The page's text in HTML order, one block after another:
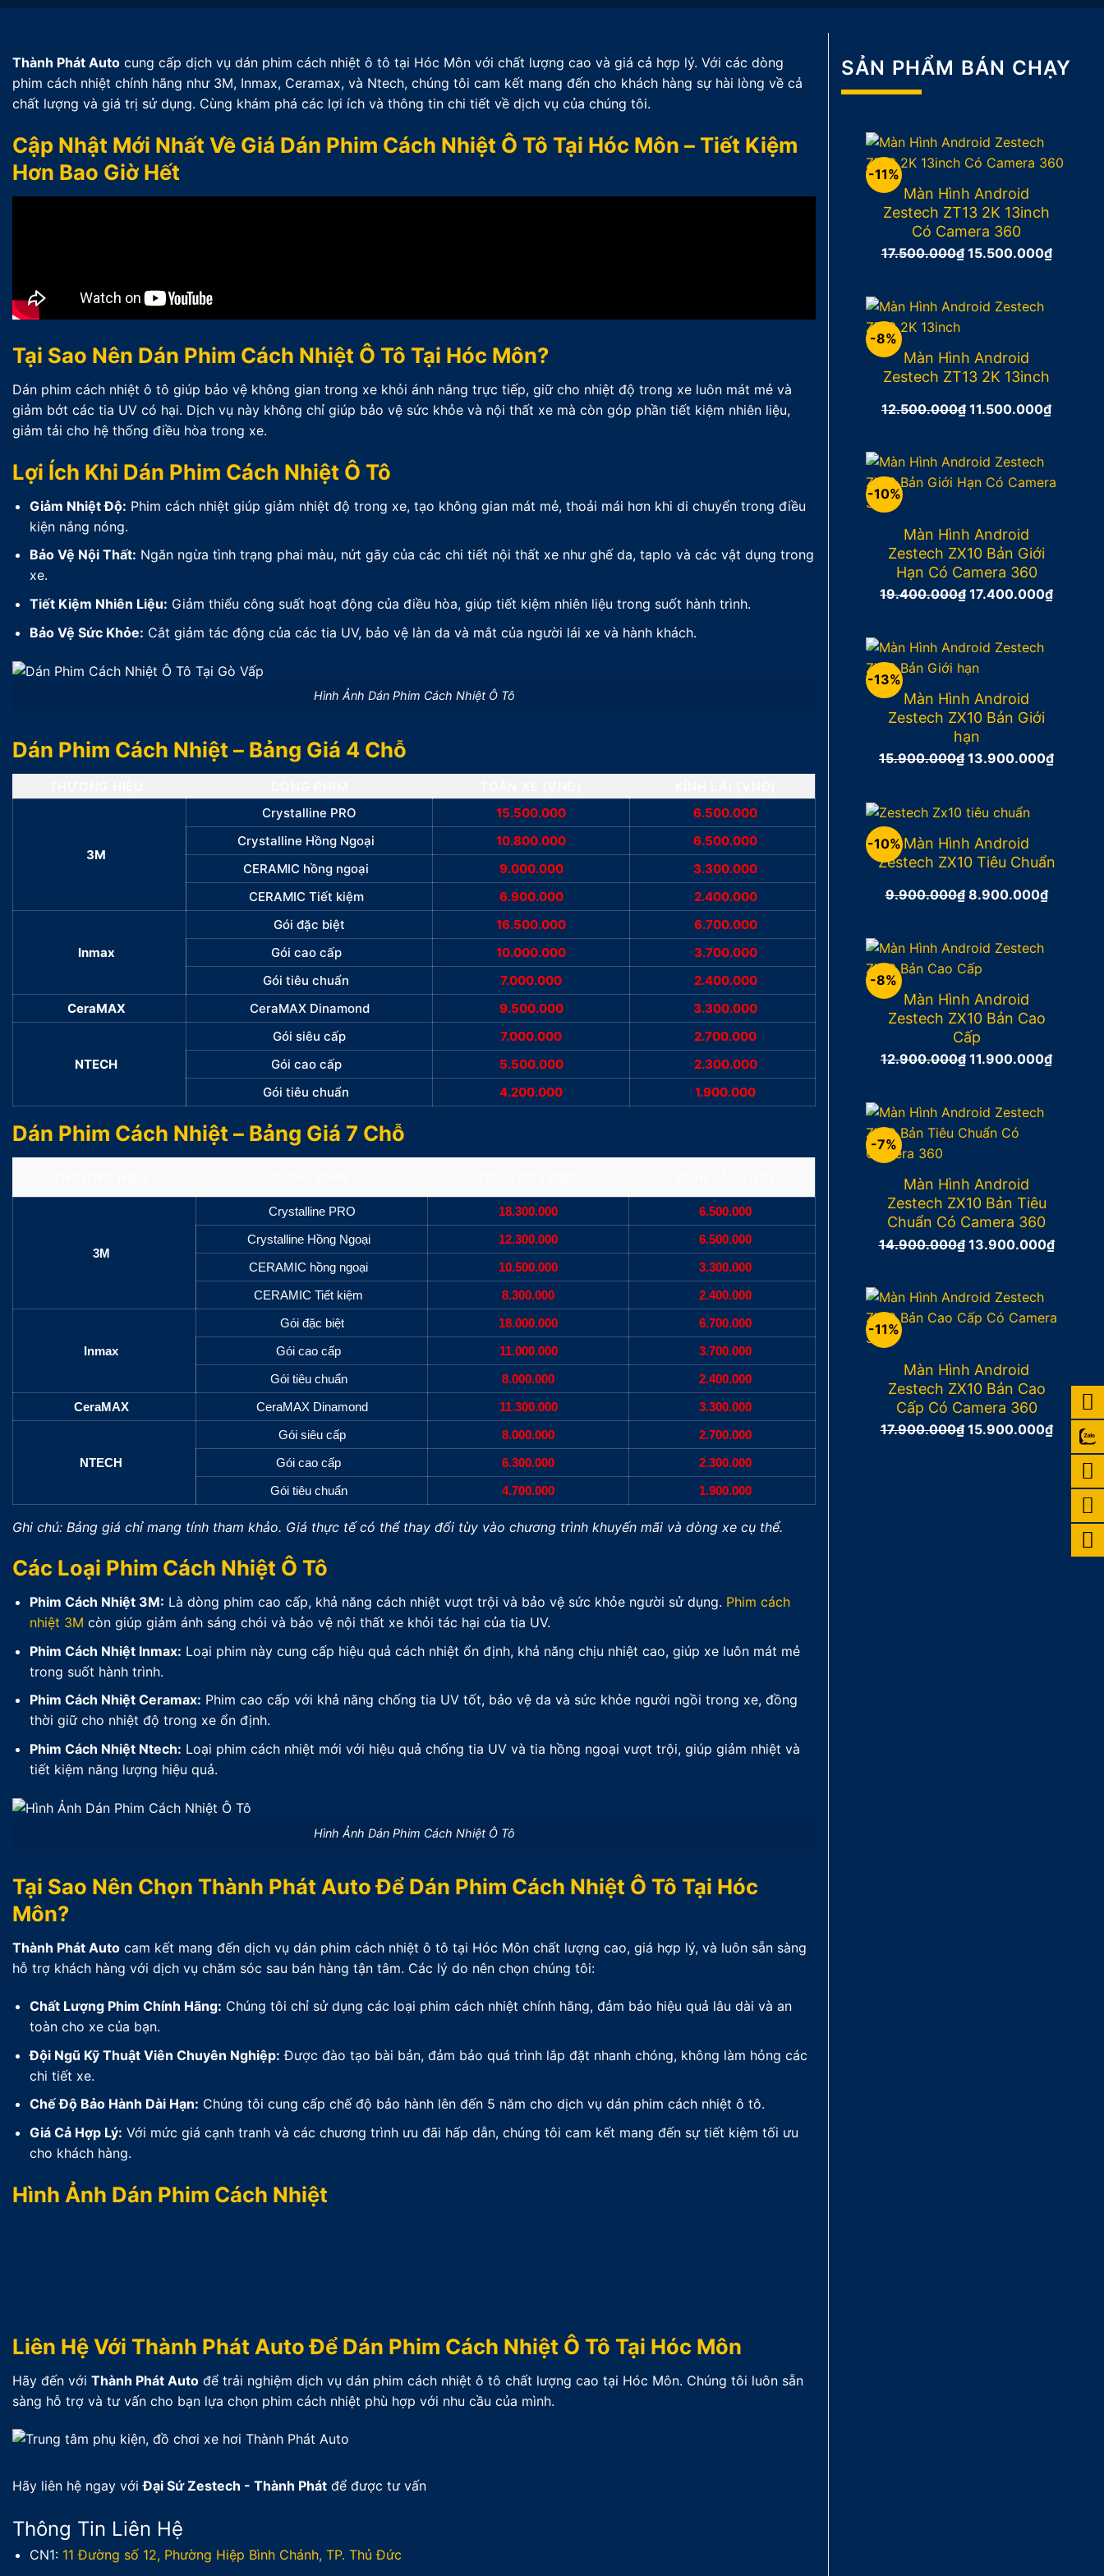
Thành Phát Auto cung cấp dịch vụ dán phim cách nhiệt ô tô tại Hóc Môn với chất lượng cao và giá cả hợp lý. Với các dòng
phim cách nhiệt chính hãng như 3M, Inmax, Ceramax, và Ntech, chúng tôi cam kết mang đến cho khách hàng sự hài lòng về cả
chất lượng và giá trị sử dụng. Cùng khám phá các lợi ích và thông tin chi tiết về dịch vụ của chúng tôi.
Cập Nhật Mới Nhất Về Giá Dán Phim Cách Nhiệt Ô Tô Tại Hóc Môn – Tiết Kiệm
Hơn Bao Giờ Hết
Tại Sao Nên Dán Phim Cách Nhiệt Ô Tô Tại Hóc Môn?
Dán phim cách nhiệt ô tô giúp bảo vệ không gian trong xe khỏi ánh nắng trực tiếp, giữ cho nhiệt độ trong xe luôn mát mẻ và
giảm bớt các tia UV có hại. Dịch vụ này không chỉ giúp bảo vệ sức khỏe và nội thất xe mà còn góp phần tiết kiệm nhiên liệu,
giảm tải cho hệ thống điều hòa trong xe.
Lợi Ích Khi Dán Phim Cách Nhiệt Ô Tô
Giảm Nhiệt Độ: Phim cách nhiệt giúp giảm nhiệt độ trong xe, tạo không gian mát mẻ, thoải mái hơn khi di chuyển trong điều
kiện nắng nóng.
Bảo Vệ Nội Thất: Ngăn ngừa tình trạng phai màu, nứt gãy của các chi tiết nội thất xe như ghế da, taplo và các vật dụng trong
xe.
Tiết Kiệm Nhiên Liệu: Giảm thiểu công suất hoạt động của điều hòa, giúp tiết kiệm nhiên liệu trong suốt hành trình.
Bảo Vệ Sức Khỏe: Cắt giảm tác động của các tia UV, bảo vệ làn da và mắt của người lái xe và hành khách.
Hình Ảnh Dán Phim Cách Nhiệt Ô Tô
Dán Phim Cách Nhiệt – Bảng Giá 4 Chỗ
3M
Crystalline PRO 15.500.000
6.500.000
Crystalline Hồng Ngoại
10.800.000
6.500.000
CERAMIC hồng ngoại
9.000.000
3.300.000
CERAMIC Tiết kiệm
6.900.000 2.400.000
Inmax
Gói đặc biệt 16.500.000
6.700.000
Gói cao cấp
10.000.000
3.700.000
Gói tiêu chuẩn
7.000.000
2.400.000
CeraMAX
CeraMAX Dinamond 9.500.000 3.300.000
NTECH
Gói siêu cấp 7.000.000
2.700.000
Gói cao cấp
5.500.000
2.300.000
Gói tiêu chuẩn
4.200.000 1.900.000
Dán Phim Cách Nhiệt – Bảng Giá 7 Chỗ
3M
Crystalline PRO 18.300.000
6.500.000
Crystalline Hồng Ngoại
12.300.000
6.500.000
CERAMIC hồng ngoại
10.500.000
3.300.000
CERAMIC Tiết kiệm
8.300.000 2.400.000
Inmax
Gói đặc biệt 18.000.000
6.700.000
Gói cao cấp
11.000.000
3.700.000
Gói tiêu chuẩn
8.000.000
2.400.000
CeraMAX
CeraMAX Dinamond 11.300.000 3.300.000
NTECH
Gói siêu cấp 8.000.000
2.700.000
Gói cao cấp
6.300.000
2.300.000
Gói tiêu chuẩn
4.700.000 1.900.000
Ghi chú: Bảng giá chỉ mang tính tham khảo. Giá thực tế có thể thay đổi tùy vào chương trình khuyến mãi và dòng xe cụ thể.
Các Loại Phim Cách Nhiệt Ô Tô
Phim Cách Nhiệt 3M: Là dòng phim cao cấp, khả năng cách nhiệt vượt trội và bảo vệ sức khỏe người sử dụng. Phim cách
nhiệt 3M còn giúp giảm ánh sáng chói và bảo vệ nội thất xe khỏi tác hại của tia UV.
Phim Cách Nhiệt Inmax: Loại phim này cung cấp hiệu quả cách nhiệt ổn định, khả năng chịu nhiệt cao, giúp xe luôn mát mẻ
trong suốt hành trình.
Phim Cách Nhiệt Ceramax: Phim cao cấp với khả năng chống tia UV tốt, bảo vệ da và sức khỏe người ngồi trong xe, đồng
thời giữ cho nhiệt độ trong xe ổn định.
Phim Cách Nhiệt Ntech: Loại phim cách nhiệt mới với hiệu quả chống tia UV và tia hồng ngoại vượt trội, giúp giảm nhiệt và
tiết kiệm năng lượng hiệu quả.
Hình Ảnh Dán Phim Cách Nhiệt Ô Tô
Tại Sao Nên Chọn Thành Phát Auto Để Dán Phim Cách Nhiệt Ô Tô Tại Hóc
Môn?
Thành Phát Auto cam kết mang đến dịch vụ dán phim cách nhiệt ô tô tại Hóc Môn chất lượng cao, giá hợp lý, và luôn sẵn sàng
hỗ trợ khách hàng với dịch vụ chăm sóc sau bán hàng tận tâm. Các lý do nên chọn chúng tôi:
Chất Lượng Phim Chính Hãng: Chúng tôi chỉ sử dụng các loại phim cách nhiệt chính hãng, đảm bảo hiệu quả lâu dài và an
toàn cho xe của bạn.
Đội Ngũ Kỹ Thuật Viên Chuyên Nghiệp: Được đào tạo bài bản, đảm bảo quá trình lắp đặt nhanh chóng, không làm hỏng các
chi tiết xe.
Chế Độ Bảo Hành Dài Hạn: Chúng tôi cung cấp chế độ bảo hành lên đến 5 năm cho dịch vụ dán phim cách nhiệt ô tô.
Giá Cả Hợp Lý: Với mức giá cạnh tranh và các chương trình ưu đãi hấp dẫn, chúng tôi cam kết mang đến sự tiết kiệm tối ưu
cho khách hàng.
Hình Ảnh Dán Phim Cách Nhiệt
Liên Hệ Với Thành Phát Auto Để Dán Phim Cách Nhiệt Ô Tô Tại Hóc Môn
Hãy đến với Thành Phát Auto để trải nghiệm dịch vụ dán phim cách nhiệt ô tô chất lượng cao tại Hóc Môn. Chúng tôi luôn sẵn
sàng hỗ trợ và tư vấn cho bạn lựa chọn phim cách nhiệt phù hợp với nhu cầu của mình.
Hãy liên hệ ngay vớiĐại Sứ Zestech - Thành Phát để được tư vấn
Thông Tin Liên Hệ
CN1: 11 Đường số 12, Phường Hiệp Bình Chánh, TP. Thủ Đức
SẢN PHẨM BÁN CHẠY
-11%
Màn Hình Android
Zestech ZT13 2K 13inch
Có Camera 360
17.500.000₫ Giá
17.500.000₫.
15.500.000₫Giá
-8%
Màn Hình Android
Zestech ZT13 2K 13inch
12.500.000₫ Giá
12.500.000₫.
11.500.000₫
-10%
Màn Hình Android
Zestech ZX10 Bản Giới
Hạn Có Camera 360
19.400.000₫ Giá
19.400.000₫.
17.400.000₫
-13%
Màn Hình Android
Zestech ZX10 Bản Giới
hạn
15.900.000₫ Giá
15.900.000₫.
13.900.000₫
-10% Màn Hình Android
Zestech ZX10 Tiêu Chuẩn
9.900.000₫ Giá
9.900.000₫.
8.900.000₫Giá
-8%
Màn Hình Android
Zestech ZX10 Bản Cao
Cấp
12.900.000₫ Giá
12.900.000₫.
11.900.000₫
-7%
Màn Hình Android
Zestech ZX10 Bản Tiêu
Chuẩn Có Camera 360
14.900.000₫ Giá
14.900.000₫.
13.900.000₫Giá
-11%
Màn Hình Android
Zestech ZX10 Bản Cao
Cấp Có Camera 360
17.900.000₫ Giá
15.900.000₫Giá
hiện